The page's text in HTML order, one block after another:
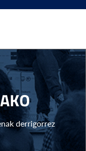
derrigorrez